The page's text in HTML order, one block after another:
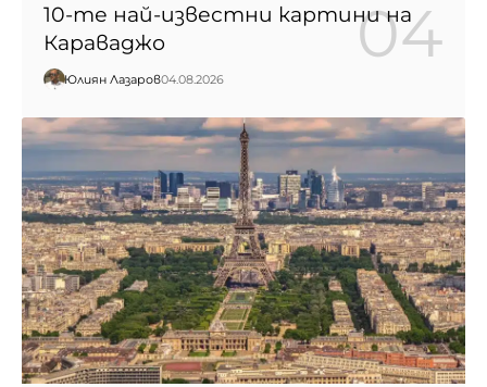
10-те най-известни картини на
Караваджо
Юлиян Лазаров04.08.2026